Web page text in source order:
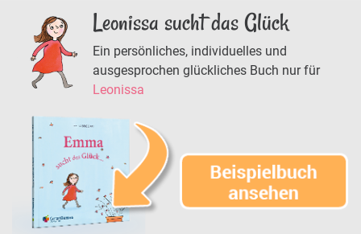
Leonissa sucht das Glück
Ein persönliches, individuelles und
ausgesprochen glückliches Buch nur für
Leonissa